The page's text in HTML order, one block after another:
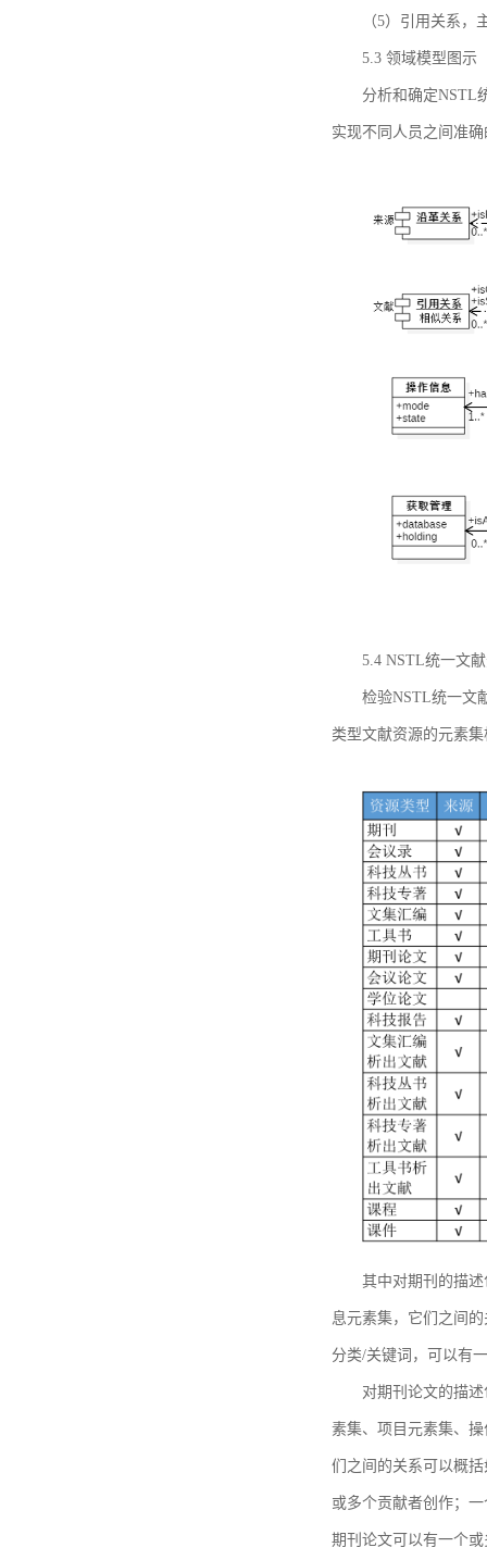
（5）引用关系，
5.3 领域模型图示
分析和确定NSTL
实现不同人员之间准
5.4 NSTL统一文
检验NSTL统一文
类型文献资源的元素
其中对期刊的描
息元素集，它们之间
分类/关键词，可以有
对期刊论文的描
素集、项目元素集、
们之间的关系可以概
或多个贡献者创作；
期刊论文可以有一个